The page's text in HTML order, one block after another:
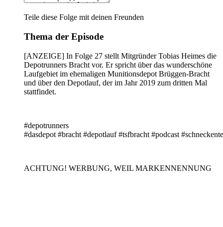
Teile diese Folge mit deinen Freunden
Thema der Episode
[ANZEIGE] In Folge 27 stellt Mitgründer Tobias Heimes die
Depotrunners Bracht vor. Er spricht über das wunderschöne
Laufgebiet im ehemaligen Munitionsdepot Brüggen-Bracht
und über den Depotlauf, der im Jahr 2019 zum dritten Mal
stattfindet.
#depotrunners
#dasdepot #bracht #depotlauf #tsfbracht #podcast
ACHTUNG! WERBUNG, WEIL MARKENNENNUNG